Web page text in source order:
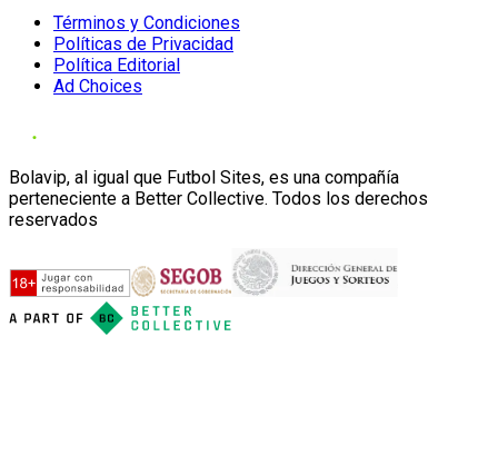
Términos y Condiciones
Políticas de Privacidad
Política Editorial
Ad Choices
Bolavip, al igual que Futbol Sites, es una compañía
perteneciente a Better Collective. Todos los derechos
reservados